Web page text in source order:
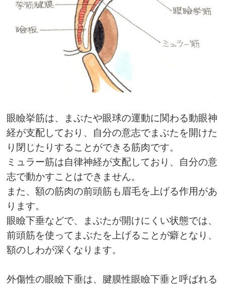
眼瞼挙筋は、まぶたや眼球の運動に関わる動眼神
経が支配しており、自分の意志でまぶたを開けた
り閉じたりすることができる筋肉です。
ミュラー筋は自律神経が支配しており、自分の意
志で動かすことはできません。
また、額の筋肉の前頭筋も眉毛を上げる作用があ
ります。
眼瞼下垂などで、まぶたが開けにくい状態では、
前頭筋を使ってまぶたを上げることが癖となり、
額のしわが深くなります。
外傷性の眼瞼下垂は、腱膜性眼瞼下垂と呼ばれる